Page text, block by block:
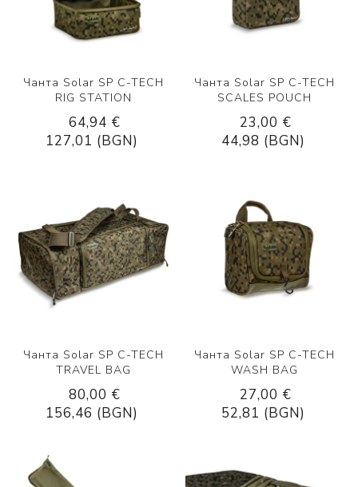
Чанта Solar SP C-TECH
RIG STATION
64,94 €
127,01 (BGN)
Чанта Solar SP C-TECH
SCALES POUCH
23,00 €
44,98 (BGN)
Чанта Solar SP C-TECH
TRAVEL BAG
80,00 €
156,46 (BGN)
Чанта Solar SP C-TECH
WASH BAG
27,00 €
52,81 (BGN)